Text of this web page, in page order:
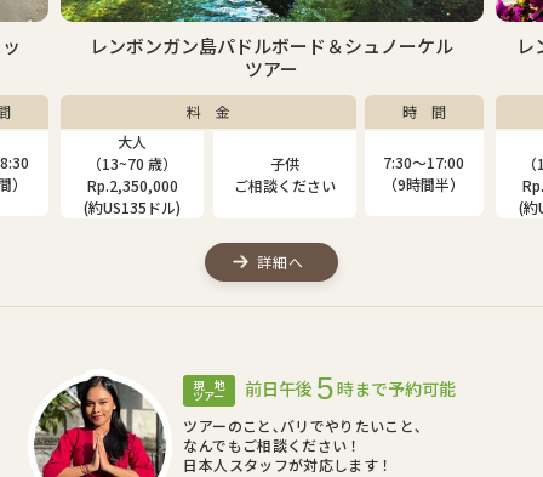
ーケル
7:30〜17:00
（9時間半）
レンボンガン島マングローブ＆シュノーケルツ
（13~80 歳）
Rp.2,000,000
(約US115ドル)
（4~12 歳）
Rp.1,310,000
7:30〜17:00
（9時間半）
詳細へ
現 地
ツアー 前日午後 5時まで予約可能
ツアーのこと､バリでやりたいこと､
なんでもご相談ください！
日本人スタッフが対応します！